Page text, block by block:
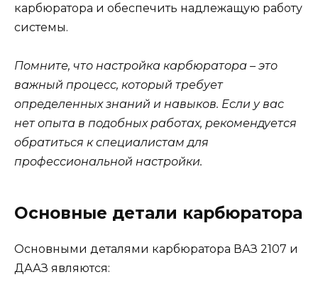
карбюратора и обеспечить надлежащую работу
системы.
Помните, что настройка карбюратора – это
важный процесс, который требует
определенных знаний и навыков. Если у вас
нет опыта в подобных работах, рекомендуется
обратиться к специалистам для
профессиональной настройки.
Основные детали карбюратора
Основными деталями карбюратора ВАЗ 2107 и
ДААЗ являются: